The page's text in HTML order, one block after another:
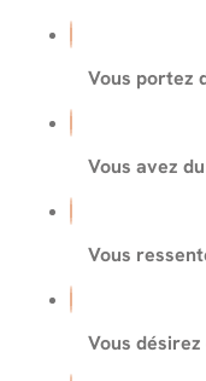
Vous portez
Vous avez
Vous
Vous